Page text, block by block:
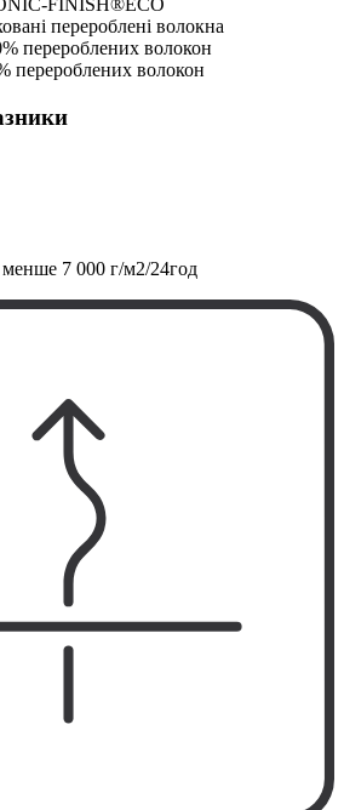
FINISH®ECO
перероблені волокна
перероблених волокон
перероблених волокон
менше 7 000 г/м2/24год